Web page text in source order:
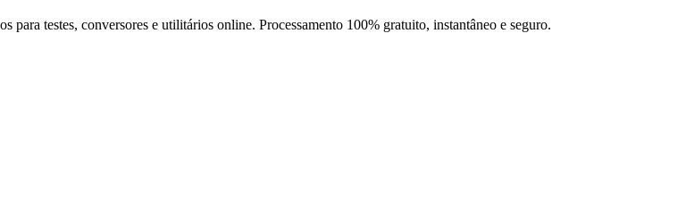
testes, conversores e utilitários online. Processamento 100% gratuito, instantâneo e seguro.